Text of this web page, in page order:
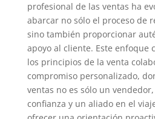
profesional de las ventas ha
abarcar no sólo el proceso de
sino también proporcionar
apoyo al cliente. Este enfoque
los principios de la venta
compromiso personalizado,
ventas no es sólo un
confianza y un aliado en el